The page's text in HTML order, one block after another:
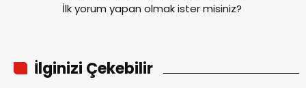
Henüz bu içeriğe yorum yapılmamış.